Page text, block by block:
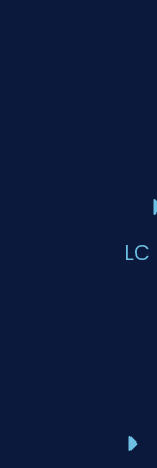
LC